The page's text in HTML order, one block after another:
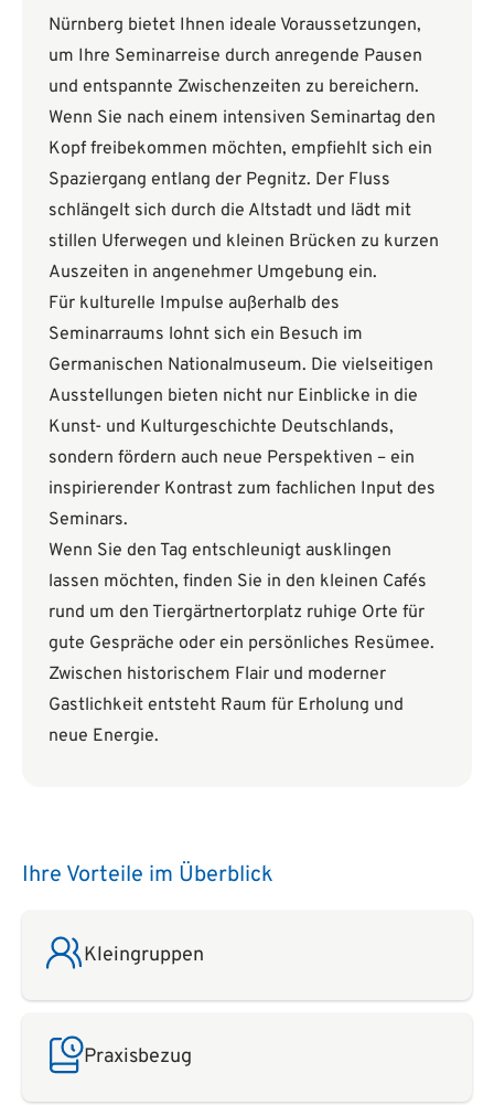
Nürnberg bietet Ihnen ideale Voraussetzungen,
um Ihre Seminarreise durch anregende Pausen
und entspannte Zwischenzeiten zu bereichern.
Wenn Sie nach einem intensiven Seminartag den
Kopf freibekommen möchten, empfiehlt sich ein
Spaziergang entlang der Pegnitz. Der Fluss
schlängelt sich durch die Altstadt und lädt mit
stillen Uferwegen und kleinen Brücken zu kurzen
Auszeiten in angenehmer Umgebung ein.
Für kulturelle Impulse außerhalb des
Seminarraums lohnt sich ein Besuch im
Germanischen Nationalmuseum. Die vielseitigen
Ausstellungen bieten nicht nur Einblicke in die
Kunst- und Kulturgeschichte Deutschlands,
sondern fördern auch neue Perspektiven – ein
inspirierender Kontrast zum fachlichen Input des
Seminars.
Wenn Sie den Tag entschleunigt ausklingen
lassen möchten, finden Sie in den kleinen Cafés
rund um den Tiergärtnertorplatz ruhige Orte für
gute Gespräche oder ein persönliches Resümee.
Zwischen historischem Flair und moderner
Gastlichkeit entsteht Raum für Erholung und
neue Energie.
Ihre Vorteile im Überblick
Kleingruppen
Praxisbezug